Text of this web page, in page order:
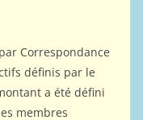
Correspondance
définis par le
a été défini
membres